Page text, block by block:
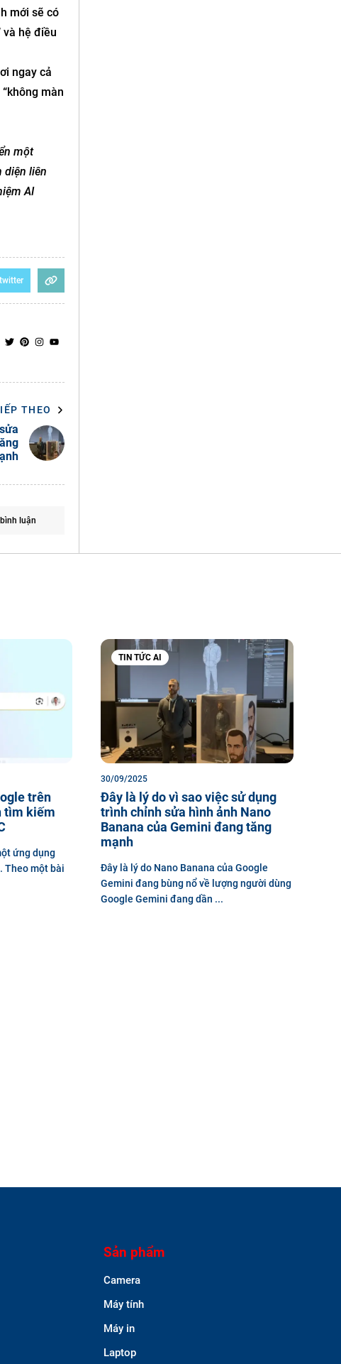
mới sẽ có
và hệ điều
ngay cả
màn
một
diện liên
AI
twitter
THEO
luận
trên
tìm kiếm
ứng dụng
Theo một bài
TIN TỨC AI
30/09/2025
Đây là lý do vì sao việc sử dụng
trình chỉnh sửa hình ảnh Nano
Banana của Gemini đang tăng
mạnh
Đây là lý do Nano Banana của Google
Gemini đang bùng nổ về lượng người dùng
Google Gemini đang dần ...
Sản phẩm
Camera
Máy tính
Máy in
Laptop